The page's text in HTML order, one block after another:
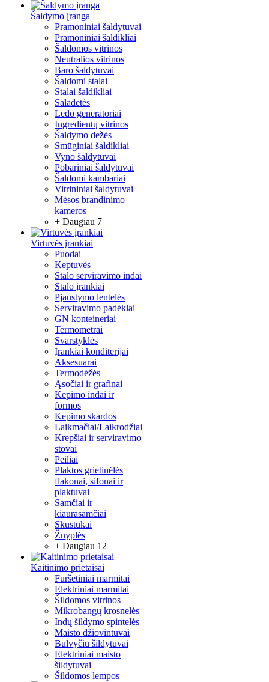
Šaldymo įranga
Pramoniniai šaldytuvai
Pramoniniai šaldikliai
Šaldomos vitrinos
Neutralios vitrinos
Baro šaldytuvai
Šaldomi stalai
Stalai šaldikliai
Saladetės
Ledo generatoriai
Ingredientų vitrinos
Šaldymo dežės
Smūginiai šaldikliai
Vyno šaldytuvai
Pobariniai šaldytuvai
Šaldomi kambariai
Vitrininiai šaldytuvai
Mėsos brandinimo
kameros
+ Daugiau 7
Virtuvės įrankiai
Puodai
Keptuvės
Stalo serviravimo indai
Stalo įrankiai
Pjaustymo lentelės
Serviravimo padėklai
GN konteineriai
Termometrai
Svarstyklės
Įrankiai konditerijai
Aksesuarai
Termodėžės
Ąsočiai ir grafinai
Kepimo indai ir
formos
Kepimo skardos
Laikmačiai/Laikrodžiai
Krepšiai ir serviravimo
stovai
Peiliai
Plaktos grietinėlės
flakonai, sifonai ir
plaktuvai
Samčiai ir
kiaurasamčiai
Skustukai
Žnyplės
+ Daugiau 12
Kaitinimo prietaisai
Furšetiniai marmitai
Elektriniai marmitai
Šildomos vitrinos
Mikrobangų krosnelės
Indų šildymo spintelės
Maisto džiovintuvai
Bulvyčiu šildytuvai
Elektriniai maisto
šildytuvai
Šildomos lempos